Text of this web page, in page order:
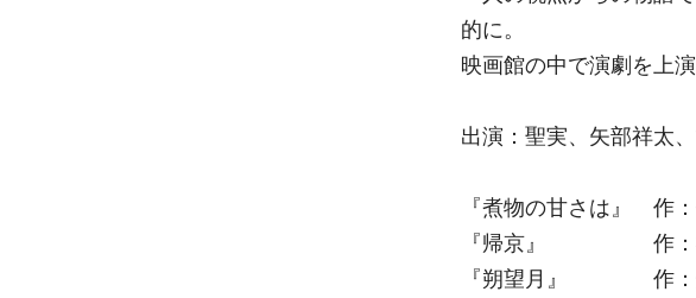
的に。
映画館の中で演劇を上
出演：聖実、矢部祥太
『煮物の甘さは』 作
『帰京』 作：福
『朔望月』 作：